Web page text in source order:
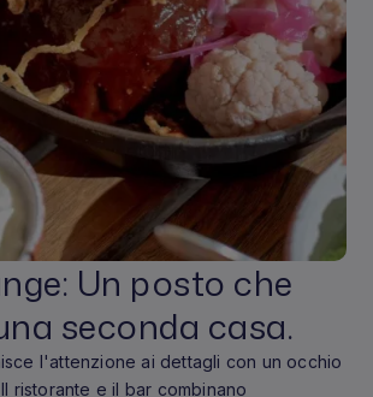
Un posto che
seconda casa.
l'attenzione ai dettagli con un occhio
ristorante e il bar combinano